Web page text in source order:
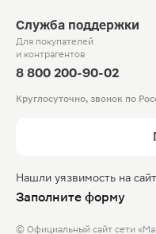
Служба поддержки
Для покупателей
и контрагентов
8 800 200-90-02
Круглосуточно, звонок по
Нашли уязвимость на
Заполните форму
© Официальный сайт сети